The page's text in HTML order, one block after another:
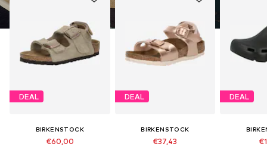
DEAL
BIRKENSTOCK
€60,00
DEAL
BIRKENSTOCK
€37,43
DEAL